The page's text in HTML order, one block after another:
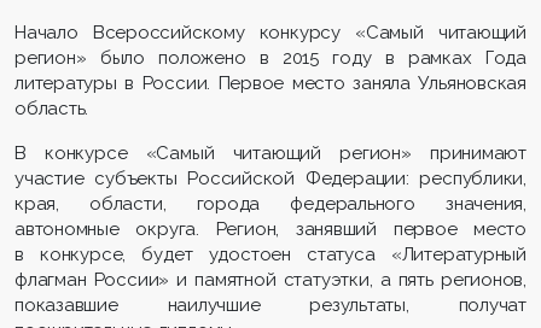
Начало Всероссийскому конкурсу «Самый читающий
регион» было положено в 2015 году в рамках Года
литературы в России. Первое место заняла Ульяновская
область.
В конкурсе «Самый читающий регион» принимают
участие субъекты Российской Федерации: республики,
края, области, города федерального значения,
автономные округа. Регион, занявший первое место
в конкурсе, будет удостоен статуса «Литературный
флагман России» и памятной статуэтки, а пять регионов,
показавшие наилучшие результаты, получат